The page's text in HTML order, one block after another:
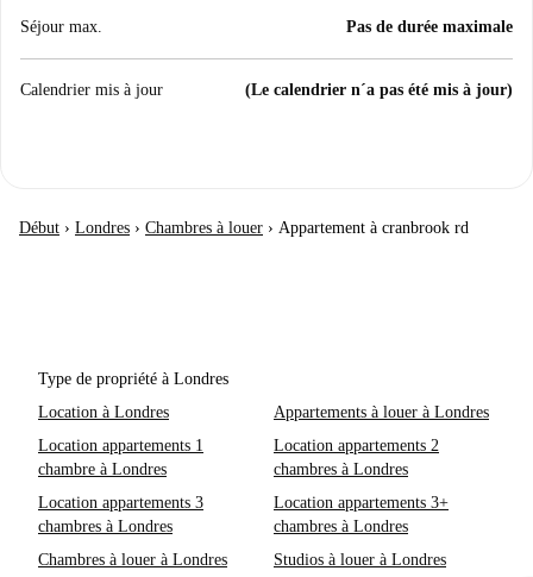
Séjour max. Pas de durée maximale
Calendrier mis à jour (Le calendrier n´a pas été mis à jour)
Début › Londres › Chambres à louer › Appartement à cranbrook rd
Type de propriété à Londres
Location à Londres
Appartements à louer à Londres
Location appartements 1
chambre à Londres
Location appartements 2
chambres à Londres
Location appartements 3
chambres à Londres
Location appartements 3+
chambres à Londres
Chambres à louer à Londres
Studios à louer à Londres